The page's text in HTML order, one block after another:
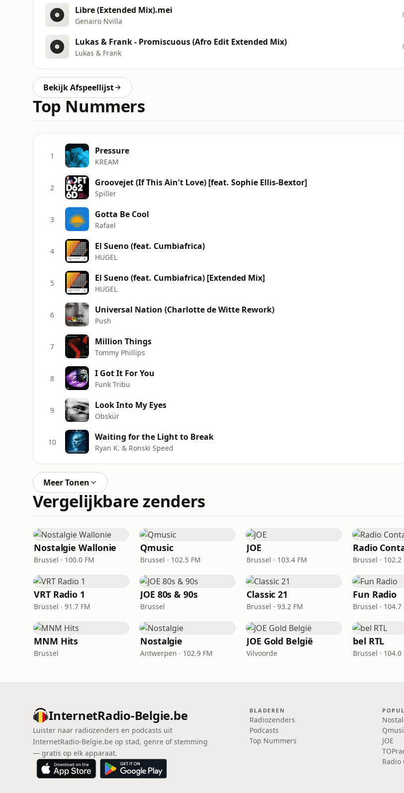
Libre (Extended Mix).mei
Genairo Nvilla
Lukas & Frank - Promiscuous (Afro Edit Extended Mix)
Lukas & Frank
Bekijk Afspeellijst
Top Nummers
1 Pressure
KREAM
2 Groovejet (If This Ain't Love) [feat. Sophie Ellis-Bextor]
Spiller
3 Gotta Be Cool
Rafael
4 El Sueno (feat. Cumbiafrica)
HUGEL
5 El Sueno (feat. Cumbiafrica) [Extended Mix]
HUGEL
6 Universal Nation (Charlotte de Witte Rework)
Push
7 Million Things
Tommy Phillips
8 I Got It For You
Funk Tribu
9 Look Into My Eyes
Obskür
10 Waiting for the Light to Break
Ryan K. & Ronski Speed
Meer Tonen
Vergelijkbare zenders
Nostalgie Wallonie
Brussel · 100.0 FM
Qmusic
Brussel · 102.5 FM
JOE
Brussel · 103.4 FM
Radio
Brussel · 102.2
VRT Radio 1
Brussel · 91.7 FM
JOE 80s & 90s
Brussel
Classic 21
Brussel · 93.2 FM
Fun Radio
Brussel · 104.7
MNM Hits
Brussel
Nostalgie
Antwerpen · 102.9 FM
JOE Gold België
Vilvoorde
bel RTL
Brussel · 104.0
InternetRadio-Belgie.be
Luister naar radiozenders en podcasts uit
InternetRadio-Belgie.be op stad, genre of stemming
— gratis op elk apparaat.
BLADEREN
Radiozenders
Podcasts
Top Nummers
JOE
Radio